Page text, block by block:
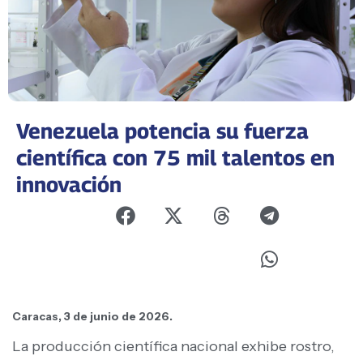
Venezuela potencia su fuerza
científica con 75 mil talentos en
innovación
Caracas, 3 de junio de 2026.
La producción científica nacional exhibe rostro,